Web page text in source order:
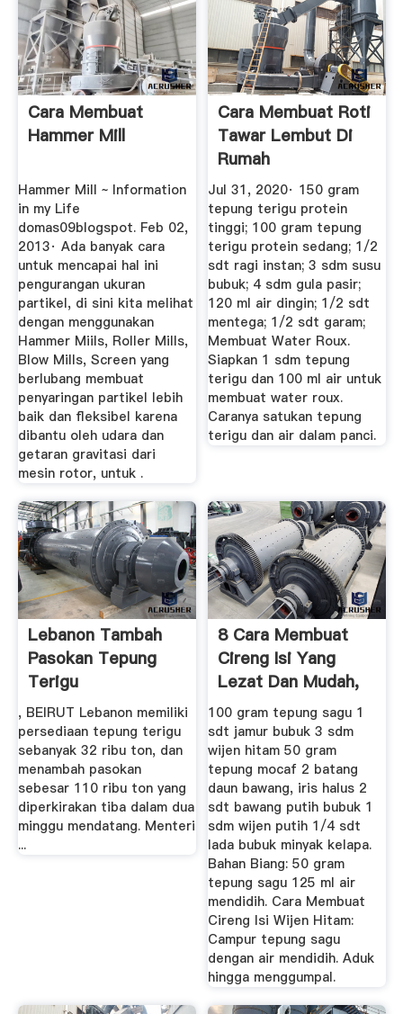
Cara Membuat
Hammer Mill
Hammer Mill ~ Information
in my Life
domas09blogspot. Feb 02,
2013· Ada banyak cara
untuk mencapai hal ini
pengurangan ukuran
partikel, di sini kita melihat
dengan menggunakan
Hammer Miils, Roller Mills,
Blow Mills, Screen yang
berlubang membuat
penyaringan partikel lebih
baik dan fleksibel karena
dibantu oleh udara dan
getaran gravitasi dari
mesin rotor, untuk .
Cara Membuat Roti
Tawar Lembut Di
Rumah
Jul 31, 2020· 150 gram
tepung terigu protein
tinggi; 100 gram tepung
terigu protein sedang; 1/2
sdt ragi instan; 3 sdm susu
bubuk; 4 sdm gula pasir;
120 ml air dingin; 1/2 sdt
mentega; 1/2 sdt garam;
Membuat Water Roux.
Siapkan 1 sdm tepung
terigu dan 100 ml air untuk
membuat water roux.
Caranya satukan tepung
terigu dan air dalam panci.
Lebanon Tambah
Pasokan Tepung
Terigu
, BEIRUT Lebanon memiliki
persediaan tepung terigu
sebanyak 32 ribu ton, dan
menambah pasokan
sebesar 110 ribu ton yang
diperkirakan tiba dalam dua
minggu mendatang. Menteri
...
8 Cara Membuat
Cireng Isi Yang
Lezat Dan Mudah,
Bikin ...
100 gram tepung sagu 1
sdt jamur bubuk 3 sdm
wijen hitam 50 gram
tepung mocaf 2 batang
daun bawang, iris halus 2
sdt bawang putih bubuk 1
sdm wijen putih 1/4 sdt
lada bubuk minyak kelapa.
Bahan Biang: 50 gram
tepung sagu 125 ml air
mendidih. Cara Membuat
Cireng Isi Wijen Hitam:
Campur tepung sagu
dengan air mendidih. Aduk
hingga menggumpal.